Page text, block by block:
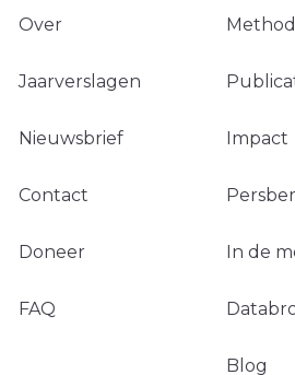
Over
Jaarverslagen
Nieuwsbrief
Contact
Doneer
FAQ
Impact
In de
Blog